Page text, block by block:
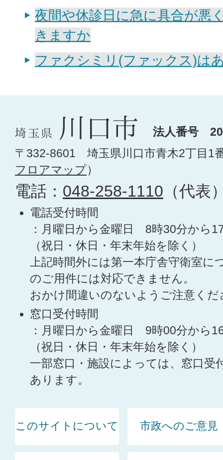
夜間や休診日に急に具合が悪
きますか
ファクシミリ(ファックス)は
法人番号
〒332-8601 埼玉県川口市青木2丁目1
フロアマップ）
電話： 048-258-1110 （代表
電話受付時間
：月曜日から金曜日 8時30分から
（祝日・休日・年末年始を除く）
上記時間外には第一本庁舎守衛室に
のご用件には対応できません。
おかけ間違いのないようご注意くだ
窓口受付時間
：月曜日から金曜日 9時00分から
（祝日・休日・年末年始を除く）
一部窓口・施設によっては、窓口受
あります。
このサイトについて 市政へのご意見